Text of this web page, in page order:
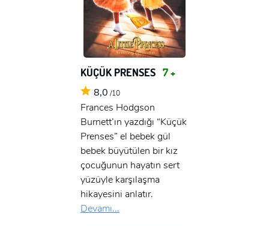
KÜÇÜK PRENSES 7 +
8,0 /10
Frances Hodgson
Burnett’ın yazdığı “Küçük
Prenses” el bebek gül
bebek büyütülen bir kız
çocuğunun hayatın sert
yüzüyle karşılaşma
hikayesini anlatır.
Devamı...